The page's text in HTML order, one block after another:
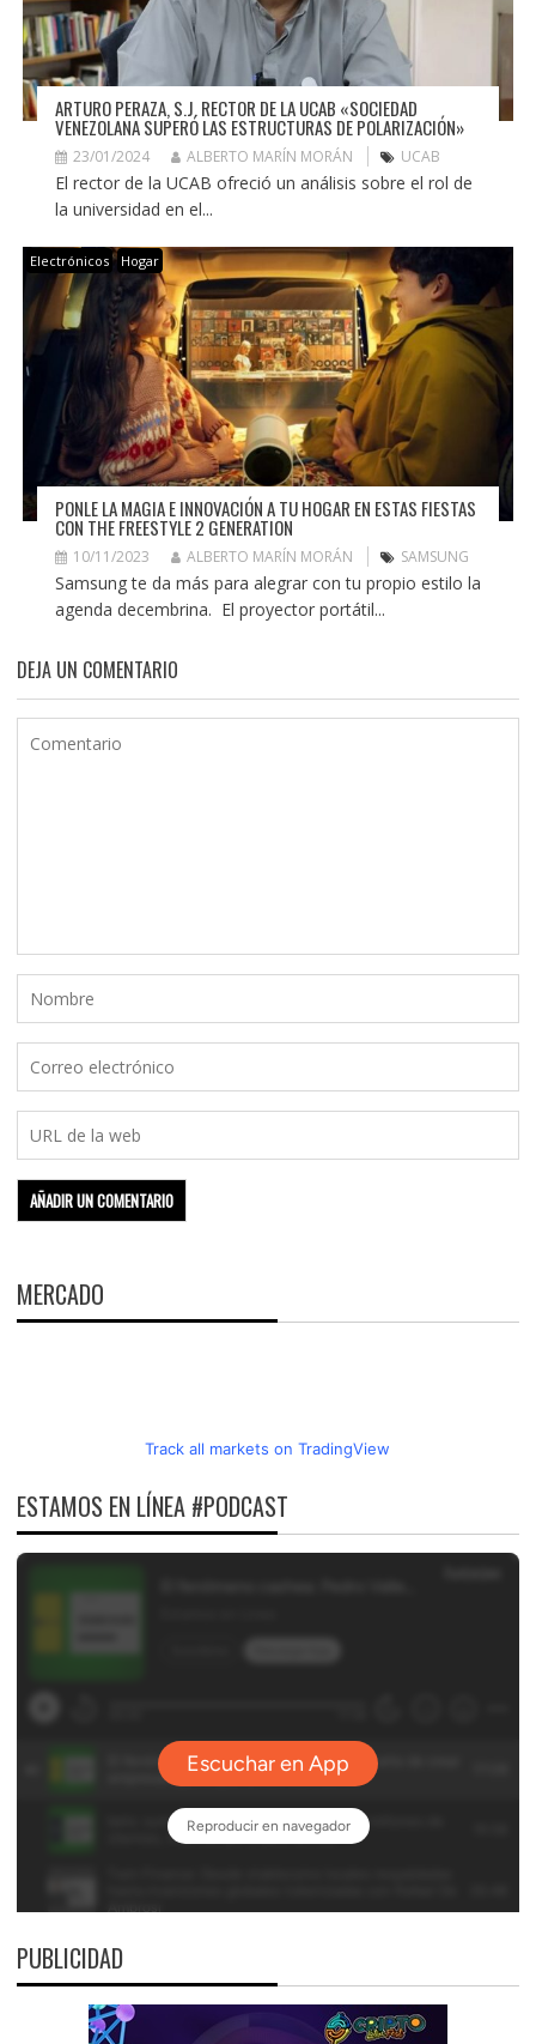
ARTURO PERAZA, S.J. RECTOR DE LA UCAB «SOCIEDAD
VENEZOLANA SUPERÓ LAS ESTRUCTURAS DE POLARIZACIÓN»
23/01/2024 ALBERTO MARÍN MORÁN UCAB
El rector de la UCAB ofreció un análisis sobre el rol de
la universidad en el...
Electrónicos Hogar
PONLE LA MAGIA E INNOVACIÓN A TU HOGAR EN ESTAS FIESTAS
CON THE FREESTYLE 2 GENERATION
10/11/2023 ALBERTO MARÍN MORÁN SAMSUNG
Samsung te da más para alegrar con tu propio estilo la
agenda decembrina. El proyector portátil...
DEJA UN COMENTARIO
MERCADO
Track all markets on TradingView
ESTAMOS EN LÍNEA #PODCAST
PUBLICIDAD